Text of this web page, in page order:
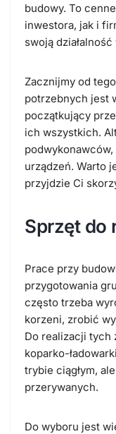
budowy. To
inwestora, jak i
swoją działalność
Zacznijmy od
potrzebnych jest
początkujący
ich wszystkich.
urządzeń. Warto
przyjdzie Ci
Sprzęt do
Prace przy
przygotowania
często trzeba
korzeni, zrobić
Do realizacji tych
koparko-
trybie ciągłym,
przerywanych.
Do wyboru jest